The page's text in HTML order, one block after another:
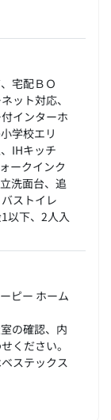
宅配ＢＯ
ット対応、
インターホ
学校エリ
IHキッチ
ークインク
洗面台、追
ストイレ
以下、2人入
ピー ホーム
の確認、内
ください。
ステックス